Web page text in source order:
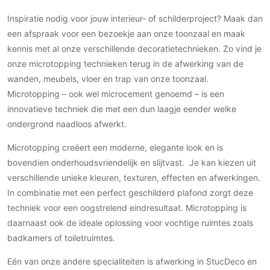
Trappen
Keuken
Keukens
Keukenapparatuur
Keukenbladen
Ramen en deuren
Binnendeuren
Houten deuren
Stalen deuren
Overig
3D visualisaties
Gevel
Gevelbekleding
Gevelstenen
Houten gevelbekleding
Stucwerk
Schilderwerk buiten
Buitenvloeren
Natuursteen en keramiek
buitenvloeren
Vlonders
Zonwering
Buitenkijken
Bijgebouw / Poolhouse
Terrasoverkapping
Tuin
Zwembad
Zakelijk
Horeca
Kantoor
Inspiratie nodig voor jouw interieur- of schilderproject? Maak dan
een afspraak voor een bezoekje aan onze toonzaal en maak
kennis met al onze verschillende decoratietechnieken. Zo vind je
onze microtopping technieken terug in de afwerking van de
wanden, meubels, vloer en trap van onze toonzaal.
Microtopping – ook wel microcement genoemd – is een
innovatieve techniek die met een dun laagje eender welke
ondergrond naadloos afwerkt.
Microtopping creëert een moderne, elegante look en is
bovendien onderhoudsvriendelijk en slijtvast. Je kan kiezen uit
verschillende unieke kleuren, texturen, effecten en afwerkingen.
In combinatie met een perfect geschilderd plafond zorgt deze
techniek voor een oogstrelend eindresultaat. Microtopping is
daarnaast ook de ideale oplossing voor vochtige ruimtes zoals
badkamers of toiletruimtes.
Eén van onze andere specialiteiten is afwerking in StucDeco en